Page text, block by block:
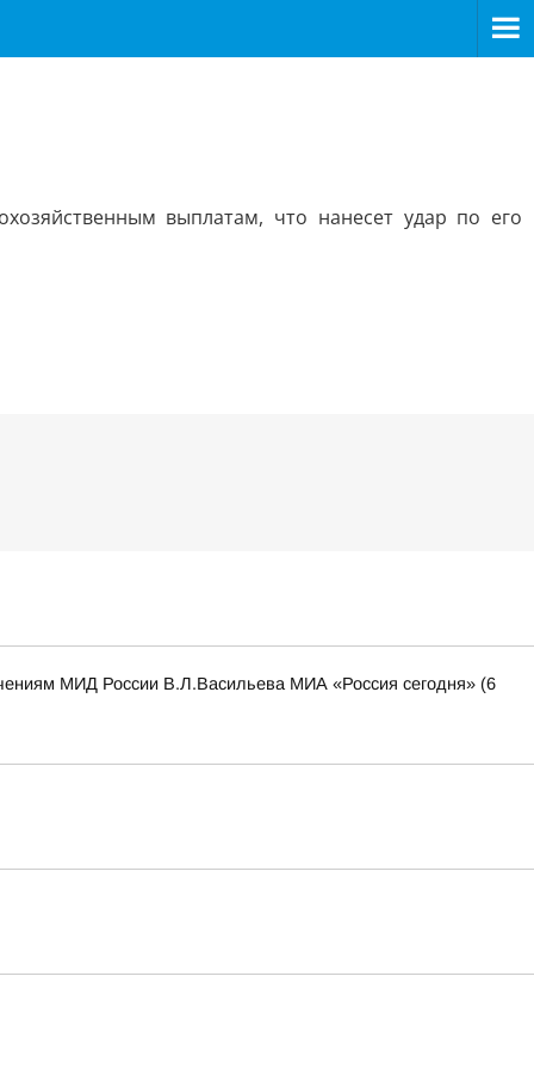
выплатам, что нанесет удар по его
МИД России В.Л.Васильева МИА «Россия сегодня» (6